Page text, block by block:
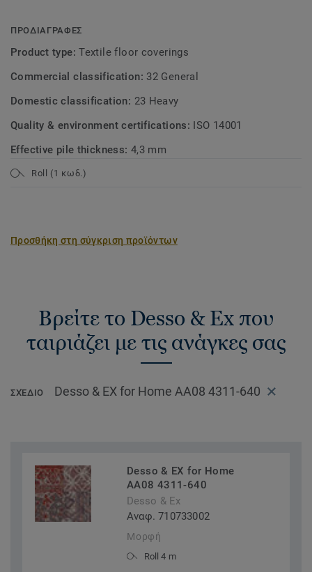
quick and easy it is to create a comfortable, modern look.
Available as broadloom carpet or custom rug.
ΠΡΟΔΙΑΓΡΑΦΕΣ
Product type:Textile floor coverings
Commercial classification: 32 General
Domestic classification: 23 Heavy
Quality & environment certifications: ISO 14001
Effective pile thickness: 4,3 mm
Roll (1 κωδ.)
Προσθήκη στη σύγκριση προϊόντων
Βρείτε το Desso & Ex που
ταιριάζει με τις ανάγκες σας
ΣΧΈΔΙΟ Desso & EX for Home AA08 4311-640
Desso & EX for Home
AA08 4311-640
Desso & Ex
Αναφ. 710733002
Μορφή
Roll 4 m